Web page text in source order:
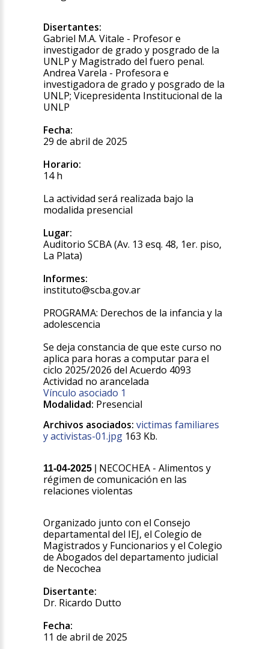
Disertantes:
Gabriel M.A. Vitale - Profesor e
investigador de grado y posgrado de la
UNLP y Magistrado del fuero penal.
Andrea Varela - Profesora e
investigadora de grado y posgrado de la
UNLP; Vicepresidenta Institucional de la
UNLP
Fecha:
29 de abril de 2025
Horario:
14 h
La actividad será realizada bajo la
modalida presencial
Lugar:
Auditorio SCBA (Av. 13 esq. 48, 1er. piso,
La Plata)
Informes:
instituto@scba.gov.ar
PROGRAMA: Derechos de la infancia y la
adolescencia
Se deja constancia de que este curso no
aplica para horas a computar para el
ciclo 2025/2026 del Acuerdo 4093
Actividad no arancelada
Vínculo asociado 1
Modalidad: Presencial
Archivos asociados: victimas familiares
y activistas-01.jpg 163 Kb.
11-04-2025
NECOCHEA - Alimentos y
régimen de comunicación en las
relaciones violentas
Organizado junto con el Consejo
departamental del IEJ, el Colegio de
Magistrados y Funcionarios y el Colegio
de Abogados del departamento judicial
de Necochea
Disertante:
Dr. Ricardo Dutto
Fecha:
11 de abril de 2025